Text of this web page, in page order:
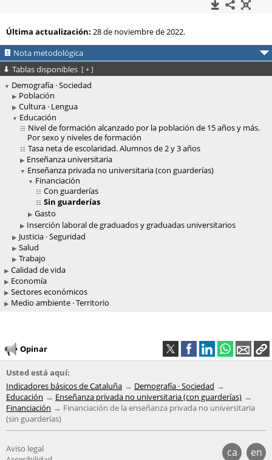
Última actualización: 28 de noviembre de 2022.
Nota metodológica
Tablas disponibles [ + ]
Demografía · Sociedad
Población
Cultura · Lengua
Educación
Nivel de formación alcanzado por la población de 15 años y más.
Por sexo y niveles de formación
Tasa neta de escolaridad. Alumnos de 2 y 3 años
Enseñanza universitaria
Enseñanza privada no universitaria (con guarderías)
Financiación
Con guarderías
Sin guarderías
Gasto
Inserción laboral de graduados y graduadas universitarios
Justicia · Seguridad
Salud
Trabajo
Calidad de vida
Economía
Sectores económicos
Medio ambiente · Territorio
Opinar
Usted está aquí:
Indicadores básicos de Cataluña
Demografía · Sociedad
Educación
Enseñanza privada no universitaria (con guarderías)
Financiación
Financiación de la enseñanza privada no universitaria
(sin guarderías)
ca en
Aviso legal